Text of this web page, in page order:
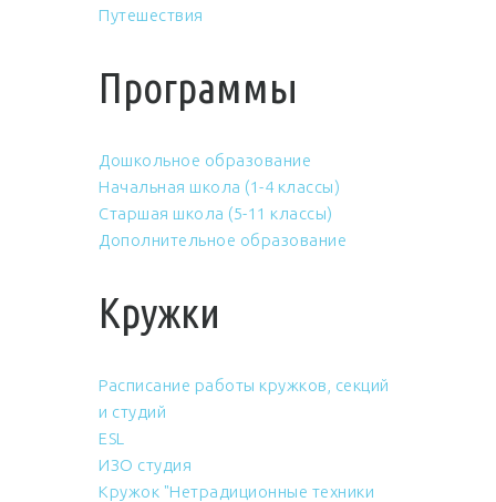
Путешествия
Программы
Дошкольное образование
Начальная школа (1-4 классы)
Старшая школа (5-11 классы)
Дополнительное образование
Кружки
Расписание работы кружков, секций
и студий
ESL
ИЗО студия
Кружок "Нетрадиционные техники